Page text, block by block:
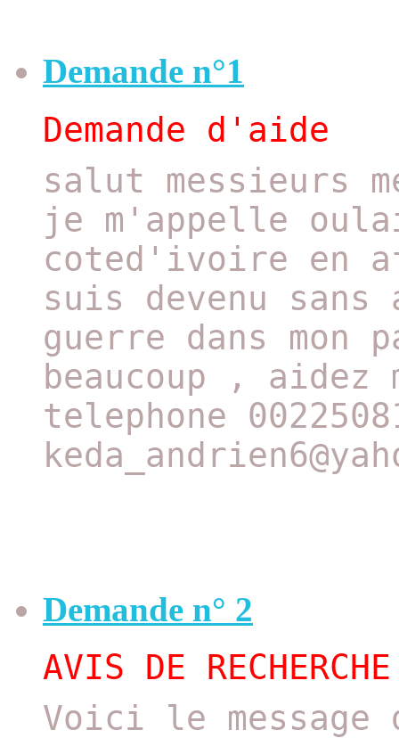
Demande n°1
Demande d'aide
salut messieurs
je m'appelle
coted'ivoire en
suis devenu
guerre dans
beaucoup ,
telephone
Demande n° 2
AVIS DE
Voici le message